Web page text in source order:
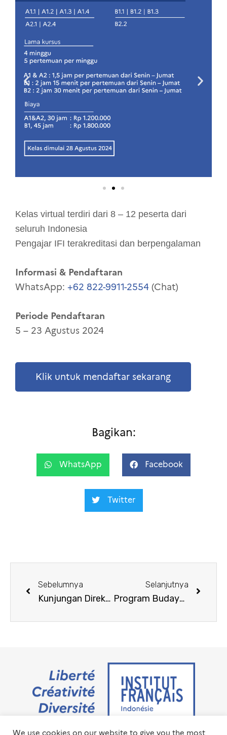
Kelas virtual terdiri dari 8 – 12 peserta dari
seluruh Indonesia
Pengajar IFI terakreditasi dan berpengalaman
Informasi & Pendaftaran
WhatsApp: +62 822-9911-2554 (Chat)
Periode Pendaftaran
5 – 23 Agustus 2024
Klik untuk mendaftar sekarang
Bagikan:
WhatsApp Facebook
Twitter
Sebelumnya
Kunjungan Direktur CNRS ke Indonesia
Selanjutnya
Program Budaya & Sinema IFI Jakarta Agustus 2024
Jalan M.H. Thamrin No. 20 Jakarta Pusat 10350
We use cookies on our website to give you the most